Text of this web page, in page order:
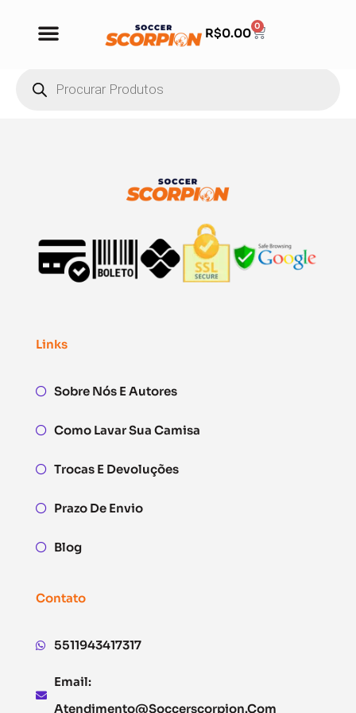
R$0.00 0
Links
Sobre Nós E Autores
Como Lavar Sua Camisa
Trocas E Devoluções
Prazo De Envio
Blog
Contato
5511943417317
Email:
Atendimento@soccerscorpion.com